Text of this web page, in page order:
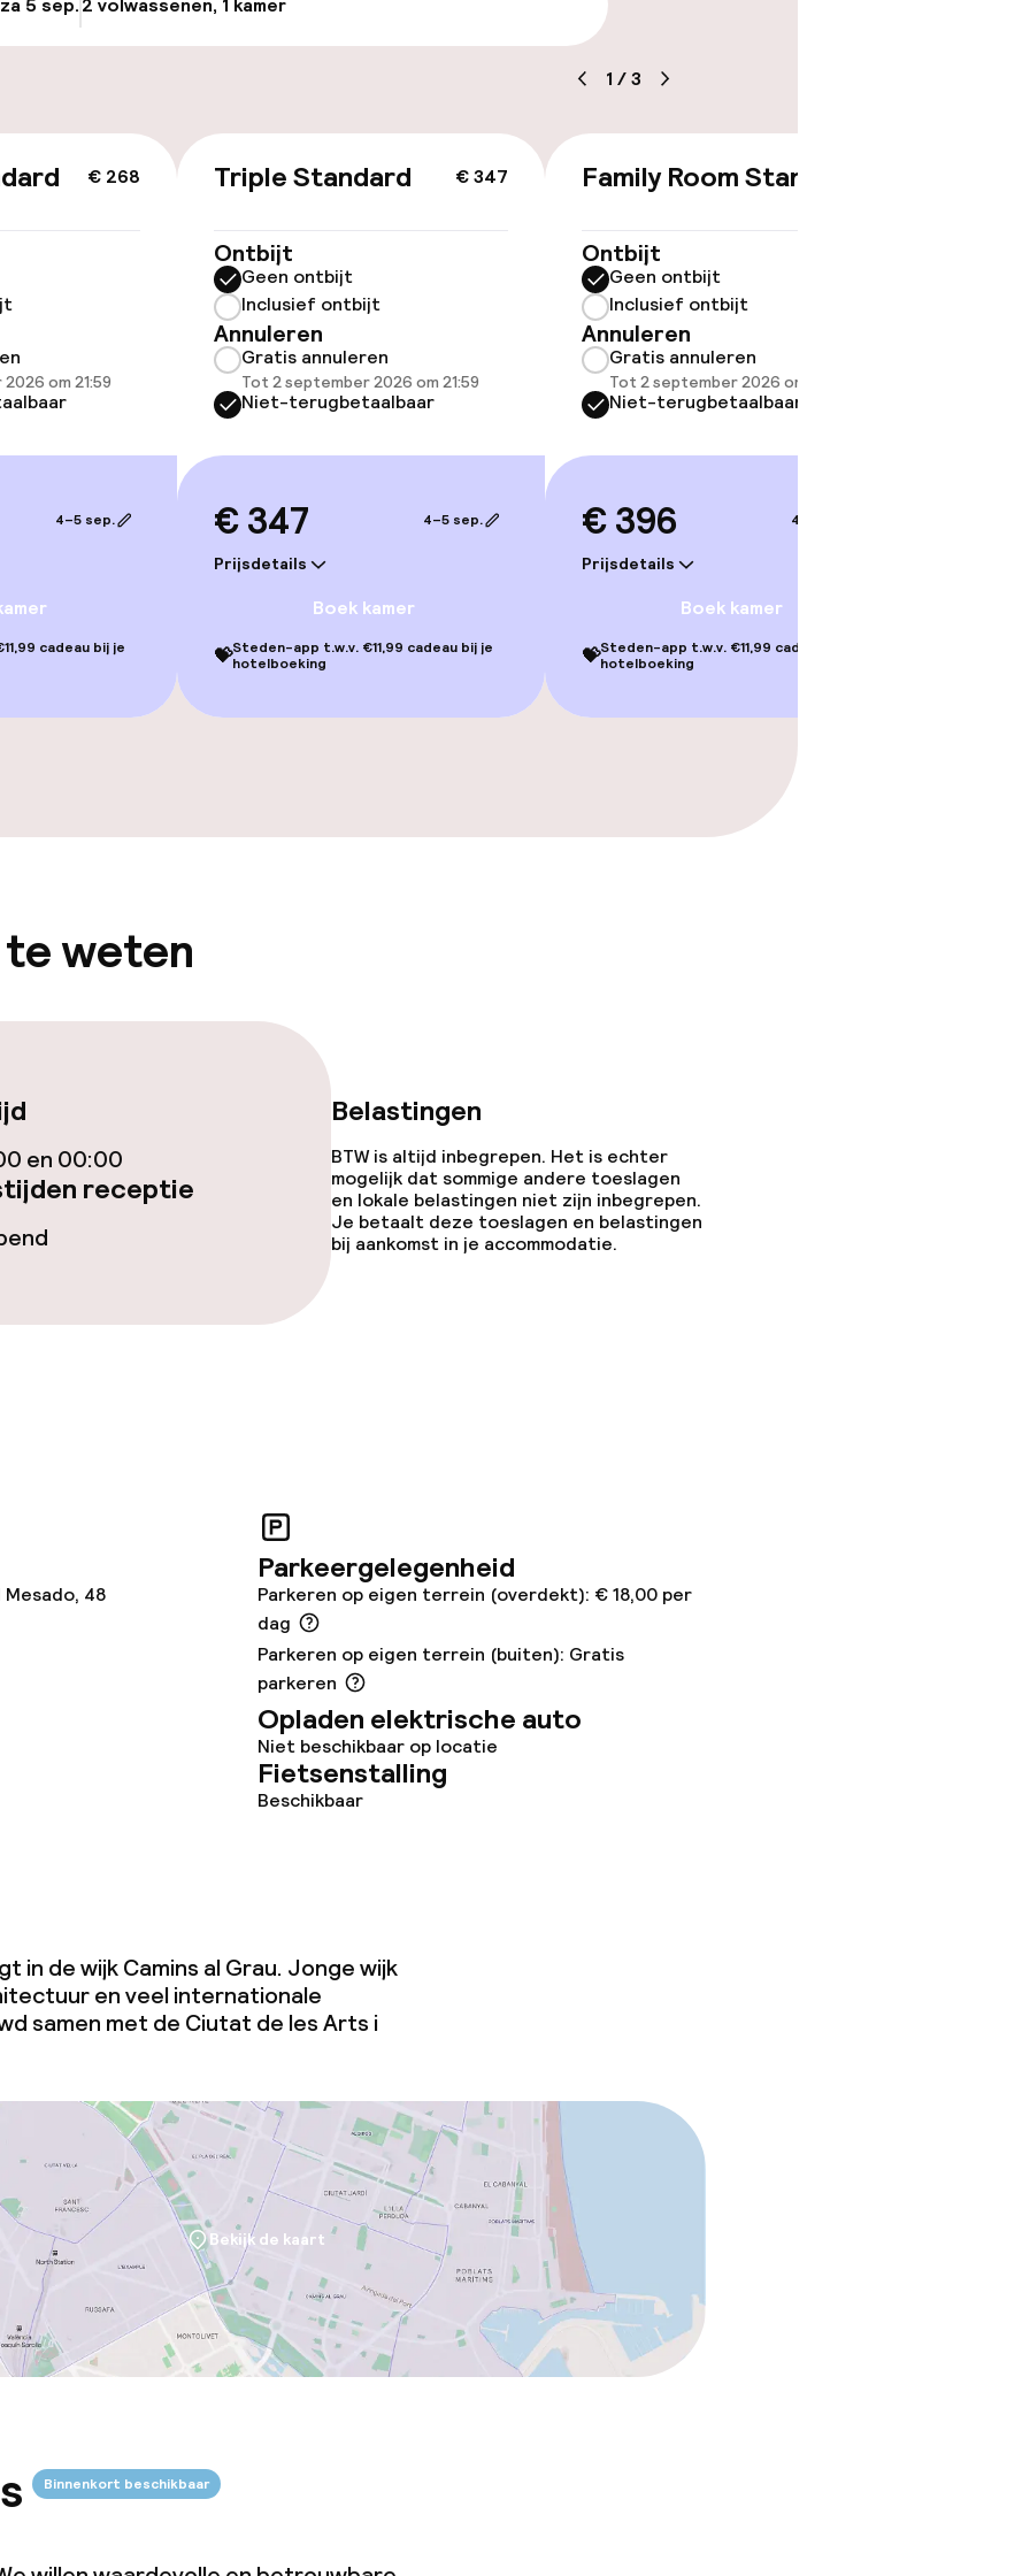
op eigen
Massage
Fitnessruimte / gym
Terras
TV lounge
voor kinderen
1 /3
€ 268
om 21:59
4–5 sep.
cadeau bij je
€ 347
Triple Standard
Ontbijt
Geen ontbijt
Inclusief ontbijt
Annuleren
Gratis annuleren
Tot 2 september 2026 om 21:59
Niet-terugbetaalbaar
€ 347
Prijsdetails
4–5 sep.
Boek kamer
💝Steden-app t.w.v. €11,99 cadeau bij je
hotelboeking
Family Room Standard
Ontbijt
Geen ontbijt
Inclusief ontbijt
Annuleren
Gratis annuleren
Tot 2 september 2026 om 21:59
Niet-terugbetaalbaar
€ 396
Prijsdetails
4–5 sep.
Boek kamer
💝Steden-app t.w.v. €11,99 cadeau bij je
hotelboeking
te weten
en 00:00
receptie
Belastingen
BTW is altijd inbegrepen. Het is echter
mogelijk dat sommige andere toeslagen
en lokale belastingen niet zijn inbegrepen.
Je betaalt deze toeslagen en belastingen
bij aankomst in je accommodatie.
Mesado, 48
Parkeergelegenheid
Parkeren op eigen terrein (overdekt): € 18,00 per
dag
Parkeren op eigen terrein (buiten): Gratis
parkeren
Opladen elektrische auto
Niet beschikbaar op locatie
Fietsenstalling
Beschikbaar
in de wijk Camins al Grau. Jonge wijk
en veel internationale
samen met de Ciutat de les Arts i
Bekijk de kaart
Binnenkort beschikbaar